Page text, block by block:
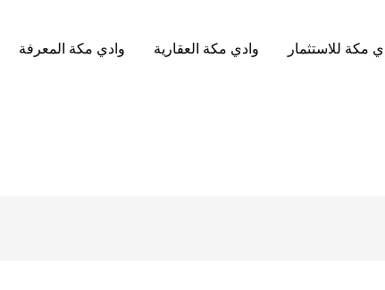
مكة للاستثمار وادي مكة العقارية وادي مكة المعرفة